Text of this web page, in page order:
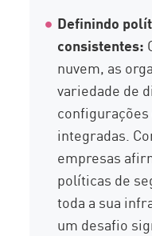
Definindo
consistentes:
nuvem, as
variedade de
integradas.
empresas
políticas de
toda a sua
um desafio